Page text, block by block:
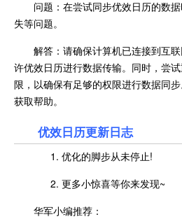
问题：在尝试同步优效日历的数
失等问题。
解答：请确保计算机已连接到互
许优效日历进行数据传输。同时，尝
限，以确保有足够的权限进行数据同
获取帮助。
优效日历更新日志
1. 优化的脚步从未停止!
2. 更多小惊喜等你来发现~
华军小编推荐：